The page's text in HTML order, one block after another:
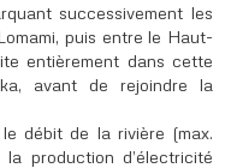
successivement les
puis entre le Haut-
entièrement dans cette
avant de rejoindre la
débit de la rivière (max.
production d’électricité